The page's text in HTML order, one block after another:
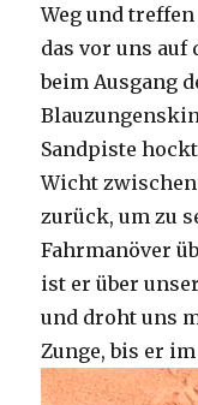
Weg und
das vor uns auf
beim Ausgang
Sandpiste
Wicht
zurück, um zu
Fahrmanöver
ist er über
und droht uns
Zunge, bis er